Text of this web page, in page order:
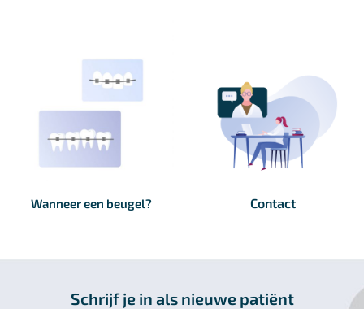
Wanneer een beugel? Contact
Schrijf je in als nieuwe patiënt